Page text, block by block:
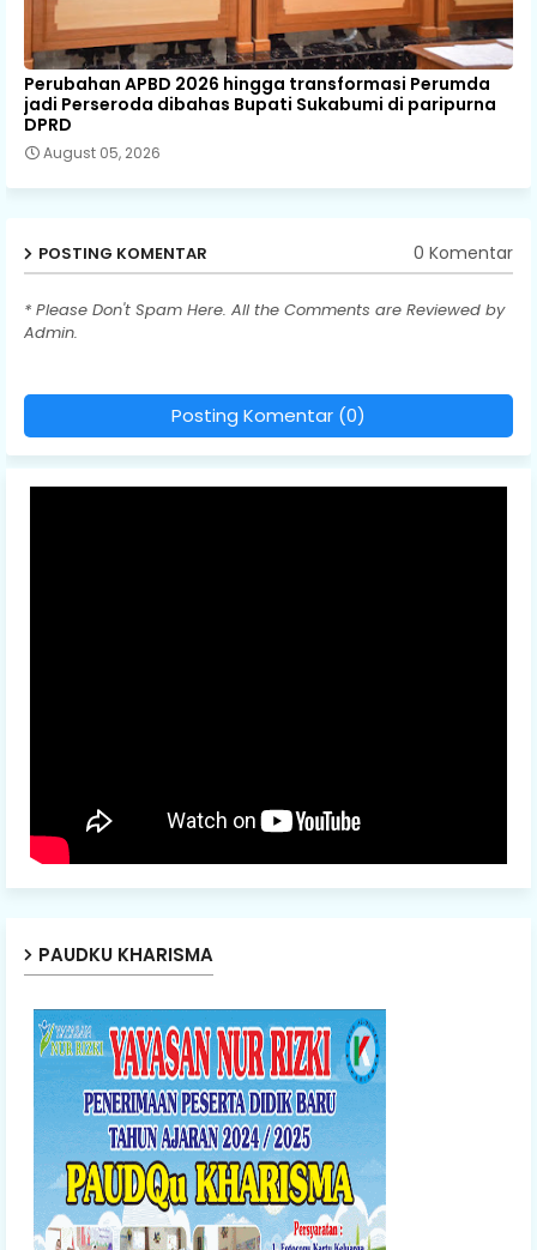
Perubahan APBD 2026 hingga transformasi Perumda
jadi Perseroda dibahas Bupati Sukabumi di paripurna
DPRD
August 05, 2026
POSTING KOMENTAR 0 Komentar
* Please Don't Spam Here. All the Comments are Reviewed by
Admin.
Posting Komentar (0)
PAUDKU KHARISMA